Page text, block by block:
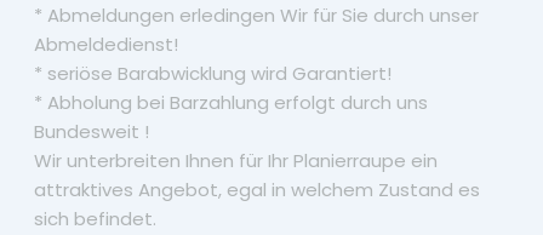
* Abmeldungen erledingen Wir für Sie durch unser
Abmeldedienst!
* seriöse Barabwicklung wird Garantiert!
* Abholung bei Barzahlung erfolgt durch uns
Bundesweit !
Wir unterbreiten Ihnen für Ihr Planierraupe ein
attraktives Angebot, egal in welchem Zustand es
sich befindet.